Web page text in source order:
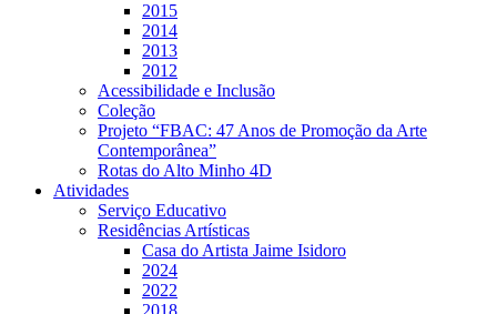
2015
2014
2013
2012
Acessibilidade e Inclusão
Coleção
Projeto “FBAC: 47 Anos de Promoção da Arte
Contemporânea”
Rotas do Alto Minho 4D
Atividades
Serviço Educativo
Residências Artísticas
Casa do Artista Jaime Isidoro
2024
2022
2018